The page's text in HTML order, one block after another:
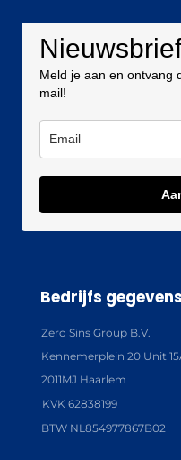
Nieuwsbrief
Meld je aan en ontvang
mail!
Bedrijfs gegevens
Zero Sins Group B.V.
Kennemerplein 20 Unit
2011MJ Haarlem
KVK 62838199
BTW NL854977867B02